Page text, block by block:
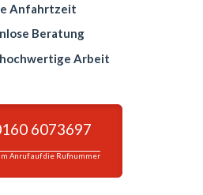
Anfahrtzeit
Beratung
Arbeit
6073697
Anruf auf die Rufnummer